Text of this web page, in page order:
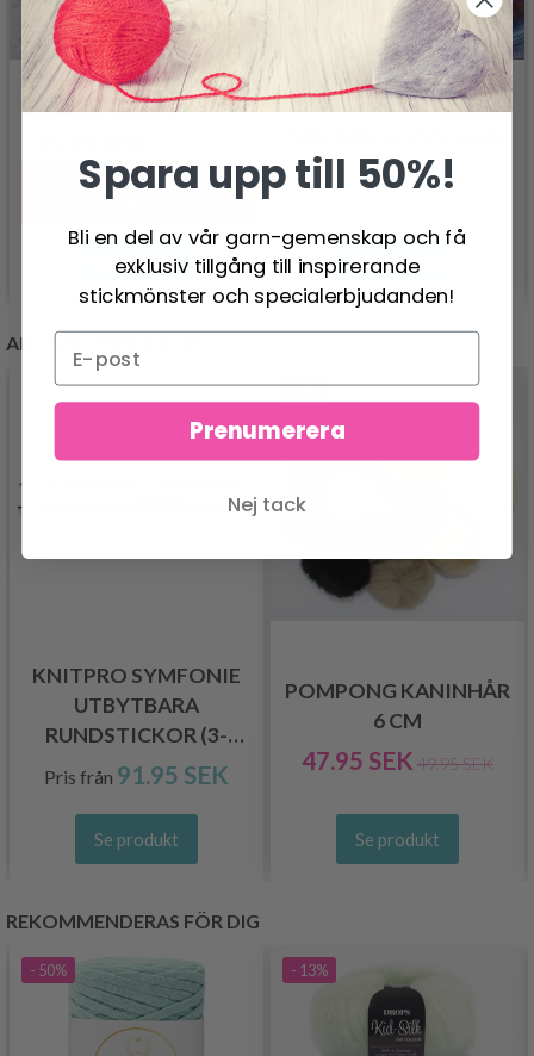
JÄRBO ALPACKA SILKE
Erbjudandet upphör
31/08/2026
Se produkt
159.00 SEK
Se produkt
ANDRA KUNDER KÖPTE
KNITPRO SYMFONIE
UTBYTBARA
RUNDSTICKOR (3-
15.00 MM)
Pris från 91.95 SEK
Se produkt
- 4%
POMPONG KANINHÅR
6 CM
47.95 SEK 49.95 SEK
Se produkt
REKOMMENDERAS FÖR DIG
- 50% - 13%
Spara upp till 50%!
Bli en del av vår garn-gemenskap och få
exklusiv tillgång till inspirerande
stickmönster och specialerbjudanden!
Prenumerera
Nej tack